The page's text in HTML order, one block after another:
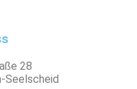
28
Seelscheid